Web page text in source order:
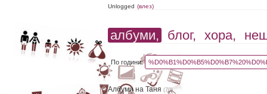
Unlogged (влез)
албуми, блог, хора,
По години:
Албуми на Таня(70)